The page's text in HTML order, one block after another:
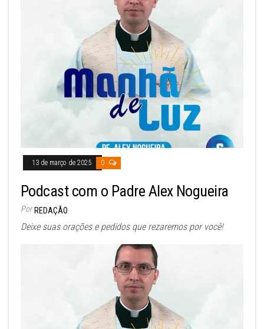
13 de março de 2025 0
Podcast com o Padre Alex Nogueira
Por REDAÇÃO
Deixe suas orações e pedidos que rezaremos por você!